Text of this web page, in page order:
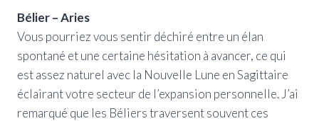
Bélier – Aries
Vous pourriez vous sentir déchiré entre un élan
spontané et une certaine hésitation à avancer, ce qui
est assez naturel avec la Nouvelle Lune en Sagittaire
éclairant votre secteur de l’expansion personnelle. J’ai
remarqué que les Béliers traversent souvent ces